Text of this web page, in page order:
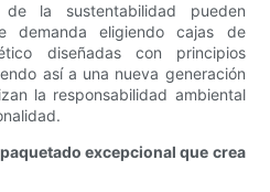
la sustentabilidad pueden
demanda eligiendo cajas de
diseñadas con principios
así a una nueva generación
la responsabilidad ambiental
excepcional que crea